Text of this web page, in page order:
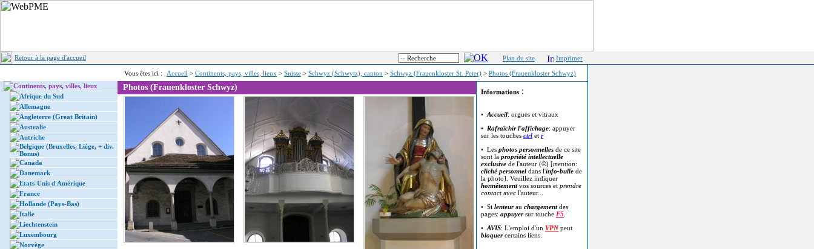
Retour à la page d'accueil Plan du site Imprimer
Vous êtes ici : Accueil > Continents, pays, villes, lieux > Suisse > Schwyz (Schwytz), canton > Schwyz (Frauenkloster St. Peter) > Photos (Frauenkloster Schwyz)
Continents, pays, villes, lieux
Afrique du Sud
Allemagne
Angleterre (Great Britain)
Australie
Autriche
Belgique (Bruxelles, Liège, + div.
Bonus)
Canada
Danemark
Etats-Unis d'Amérique
France
Hollande (Pays-Bas)
Italie
Liechtenstein
Luxembourg
Norvège
Photos (Frauenkloster Schwyz) Informations :
• Accueil: orgues et vitraux
• Rafraîchir l'affichage: appuyer
sur les touches ctrl et r
• Les photos personnelles de ce site
sont la propriété intellectuelle
exclusive de l'auteur (©) [mention:
cliché personnel dans l'info-bulle de
la photo]. Veuillez indiquer
honnêtementvos sources et prendre
contactavec l'auteur...
• Si lenteurau chargementdes
pages: appuyersur touche F5
• AVIS: L'emploi d'un VPNpeut
bloquercertains liens.